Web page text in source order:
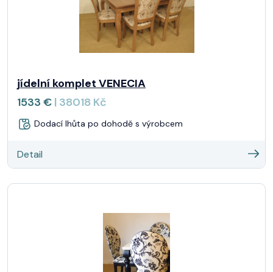
jídelní komplet VENECIA
1533 € | 38018 Kč
Dodací lhůta po dohodě s výrobcem
Detail